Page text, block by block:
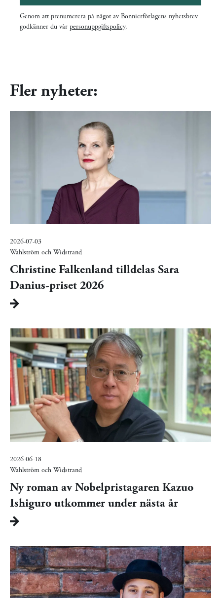
Genom att prenumerera på något av Bonnierförlagens nyhetsbrev
godkänner du vår personuppgiftspolicy.
Fler nyheter:
2026-07-03
Wahlström och Widstrand
Christine Falkenland tilldelas Sara
Danius-priset 2026
2026-06-18
Wahlström och Widstrand
Ny roman av Nobelpristagaren Kazuo
Ishiguro utkommer under nästa år